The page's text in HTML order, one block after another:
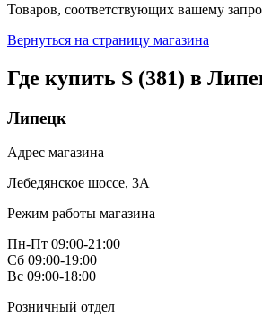
Товаров, соответствующих вашему
Вернуться на страницу магазина
Где купить S (381) в
Липецк
Адрес магазина
Лебедянское шоссе, 3А
Режим работы магазина
Пн-Пт 09:00-21:00
Сб 09:00-19:00
Вс 09:00-18:00
Розничный отдел